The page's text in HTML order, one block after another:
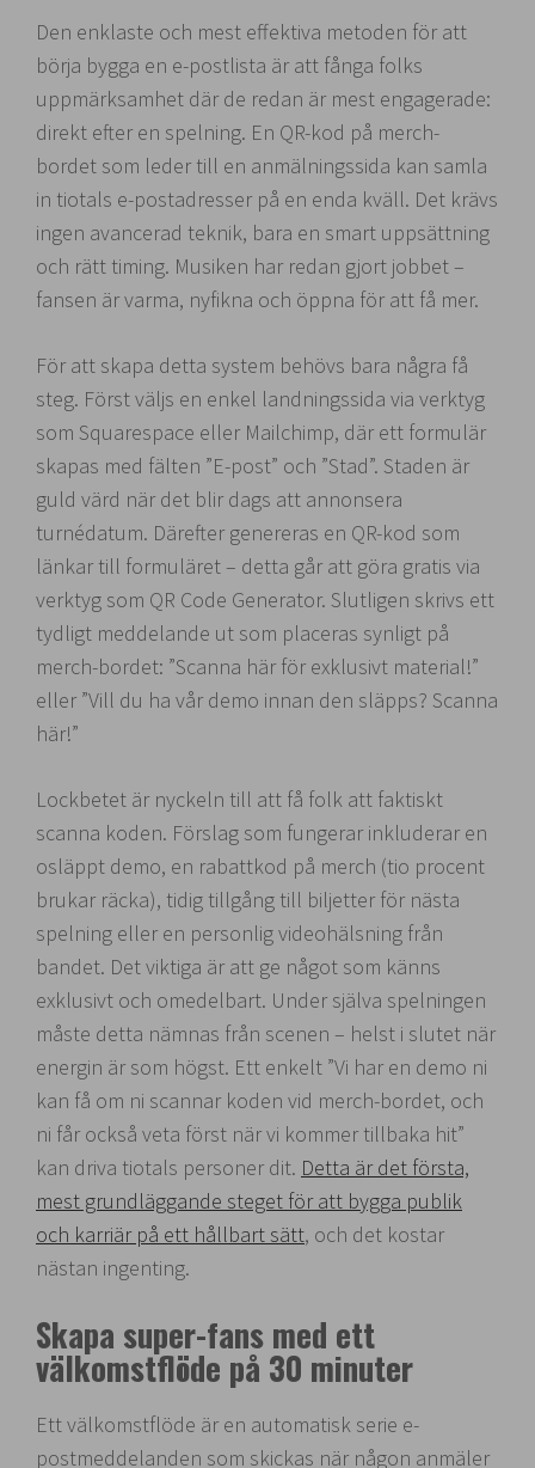
Den enklaste och mest effektiva metoden för att
börja bygga en e-postlista är att fånga folks
uppmärksamhet där de redan är mest engagerade:
direkt efter en spelning. En QR-kod på merch-
bordet som leder till en anmälningssida kan samla
in tiotals e-postadresser på en enda kväll. Det krävs
ingen avancerad teknik, bara en smart uppsättning
och rätt timing. Musiken har redan gjort jobbet –
fansen är varma, nyfikna och öppna för att få mer.
För att skapa detta system behövs bara några få
steg. Först väljs en enkel landningssida via verktyg
som Squarespace eller Mailchimp, där ett formulär
skapas med fälten ”E-post” och ”Stad”. Staden är
guld värd när det blir dags att annonsera
turnédatum. Därefter genereras en QR-kod som
länkar till formuläret – detta går att göra gratis via
verktyg som QR Code Generator. Slutligen skrivs ett
tydligt meddelande ut som placeras synligt på
merch-bordet: ”Scanna här för exklusivt material!”
eller ”Vill du ha vår demo innan den släpps? Scanna
här!”
Lockbetet är nyckeln till att få folk att faktiskt
scanna koden. Förslag som fungerar inkluderar en
osläppt demo, en rabattkod på merch (tio procent
brukar räcka), tidig tillgång till biljetter för nästa
spelning eller en personlig videohälsning från
bandet. Det viktiga är att ge något som känns
exklusivt och omedelbart. Under själva spelningen
måste detta nämnas från scenen – helst i slutet när
energin är som högst. Ett enkelt ”Vi har en demo ni
kan få om ni scannar koden vid merch-bordet, och
ni får också veta först när vi kommer tillbaka hit”
kan driva tiotals personer dit. Detta är det första,
mest grundläggande steget för att bygga publik
och karriär på ett hållbart sätt, och det kostar
nästan ingenting.
Skapa super-fans med ett
välkomstflöde på 30 minuter
Ett välkomstflöde är en automatisk serie e-
postmeddelanden som skickas när någon anmäler